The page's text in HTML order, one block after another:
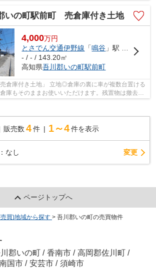
いの町駅前町 売倉庫付き土地
4,000万円
とさでん交通伊野線 「鳴谷 」駅 徒歩1分
- / - / 143.20㎡
高知県吾川郡いの町駅前町
地◎倉庫の裏に車が複数台置ける
庫もそのままお使いいただけます。残置物は撤去し
販売数 4 件 1～4 件を表示
なし 変更
ページトップへ
買)地域から探す > 吾川郡いの町の売買物件
郡いの町 / 香南市 / 高岡郡佐川町 /
国市 / 安芸市 / 須崎市